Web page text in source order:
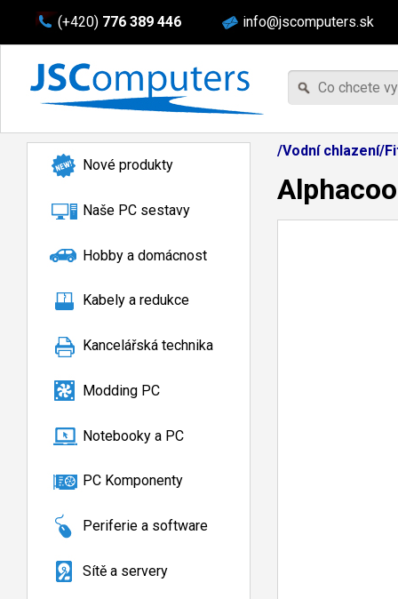
(+420) 776 389 446 info@jscomputers.sk
Nové produkty
Naše PC sestavy
Hobby a domácnost
Kabely a redukce
Kancelářská technika
Modding PC
Notebooky a PC
PC Komponenty
Periferie a software
Sítě a servery
/Vodní chlazení/